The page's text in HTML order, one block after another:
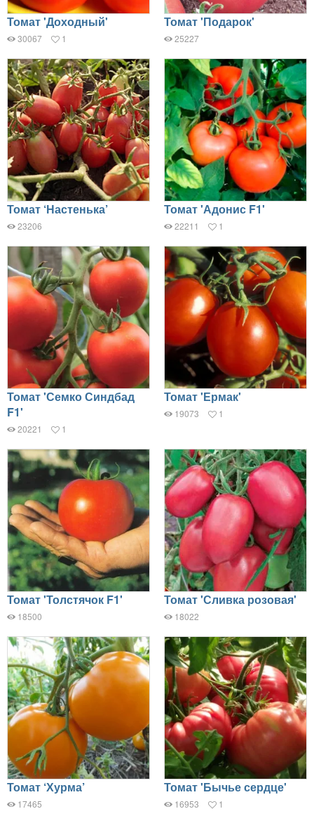
Томат 'Доходный'
30067 1
Томат 'Подарок'
25227
Томат ‘Настенька’
23206
Томат 'Адонис F1'
22211 1
Томат 'Семко Синдбад
F1'
20221 1
Томат 'Ермак'
19073 1
Томат 'Толстячок F1'
18500
Томат 'Сливка розовая'
18022
Томат ‘Хурма’
17465
Томат 'Бычье сердце'
16953 1